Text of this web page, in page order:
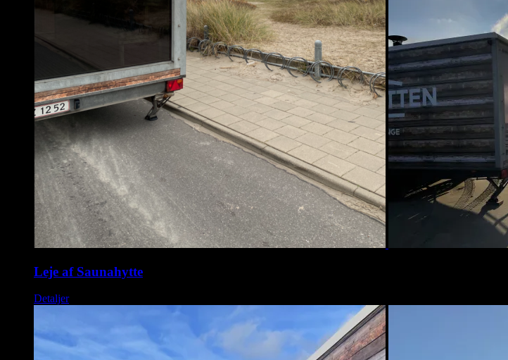
Leje af Saunahytte
Detaljer